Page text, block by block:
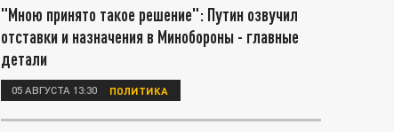
"Мною принято такое решение": Путин озвучил
отставки и назначения в Минобороны - главные
детали
05 АВГУСТА 13:30 ПОЛИТИКА